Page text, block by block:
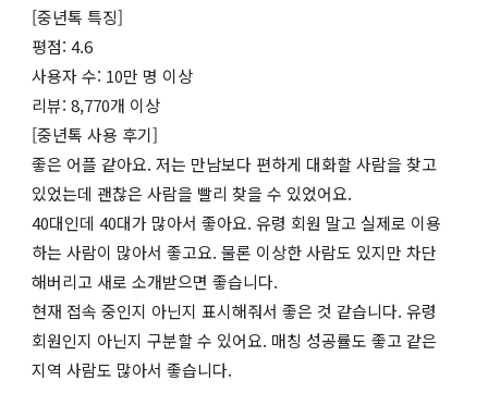
[중년톡 특징]
평점: 4.6
사용자 수: 10만 명 이상
리뷰: 8,770개 이상
[중년톡 사용 후기]
좋은 어플 같아요. 저는 만남보다 편하게 대화할 사람을 찾고
있었는데 괜찮은 사람을 빨리 찾을 수 있었어요.
40대인데 40대가 많아서 좋아요. 유령 회원 말고 실제로 이용
하는 사람이 많아서 좋고요. 물론 이상한 사람도 있지만 차단
해버리고 새로 소개받으면 좋습니다.
현재 접속 중인지 아닌지 표시해줘서 좋은 것 같습니다. 유령
회원인지 아닌지 구분할 수 있어요. 매칭 성공률도 좋고 같은
지역 사람도 많아서 좋습니다.